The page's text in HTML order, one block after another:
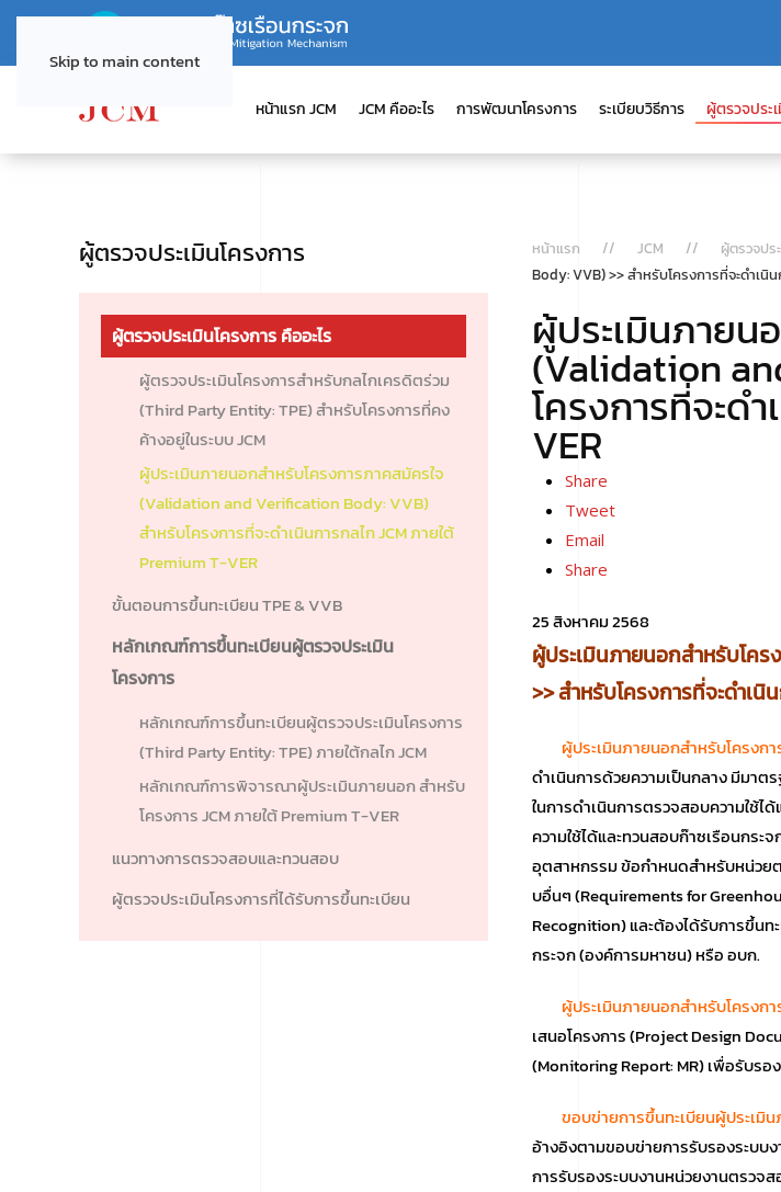
Skip to main content
หน้าแรก JCM JCM คืออะไร การพัฒนาโครงการ ระเบียบวิธีการ ผู้ตรวจประ
หน้าแรก JCM ผู้ตรวจปร
Body: VVB) >> สำหรับโครงการที่จะดำเนิ
ผู้ประเมินภายน
(Validation
โครงการที่จะด
VER
Share
Tweet
Email
Share
25 สิงหาคม 2568
ผู้ประเมินภายนอกสำหรับโคร
>> สำหรับโครงการที่จะดำเนิ
ผู้ประเมินภายนอกสำหรับโครงก
ดำเนินการด้วยความเป็นกลาง มีมาต
ในการดำเนินการตรวจสอบความใช้
ความใช้ได้และทวนสอบก๊าซเรือนกร
อุตสาหกรรม ข้อกำหนดสำหรับหน่วยต
บอื่นๆ (Requirements for
Recognition) และต้องได้รับการขึ้น
กระจก (องค์การมหาชน) หรือ อบ
ผู้ประเมินภายนอกสำหรับโครงก
เสนอโครงการ (Project Design
(Monitoring Report: MR) เพื่อรับร
ขอบข่ายการขึ้นทะเบียนผู้ประเมิน
อ้างอิงตามขอบข่ายการรับรองระบ
การรับรองระบบงานหน่วยงานตรวจส
ผู้ตรวจประเมินโครงการ
ผู้ตรวจประเมินโครงการ คืออะไร
ผู้ตรวจประเมินโครงการสำหรับกลไกเครดิตร่วม
(Third Party Entity: TPE) สำหรับโครงการที่คง
ค้างอยู่ในระบบ JCM
ผู้ประเมินภายนอกสำหรับโครงการภาคสมัครใจ
(Validation and Verification Body: VVB)
สำหรับโครงการที่จะดำเนินการกลไก JCM ภายใต้
Premium T-VER
ขั้นตอนการขึ้นทะเบียน TPE & VVB
หลักเกณฑ์การขึ้นทะเบียนผู้ตรวจประเมิน
โครงการ
หลักเกณฑ์การขึ้นทะเบียนผู้ตรวจประเมินโครงการ
(Third Party Entity: TPE) ภายใต้กลไก JCM
หลักเกณฑ์การพิจารณาผู้ประเมินภายนอก สำหรับ
โครงการ JCM ภายใต้ Premium T-VER
แนวทางการตรวจสอบและทวนสอบ
ผู้ตรวจประเมินโครงการที่ได้รับการขึ้นทะเบียน